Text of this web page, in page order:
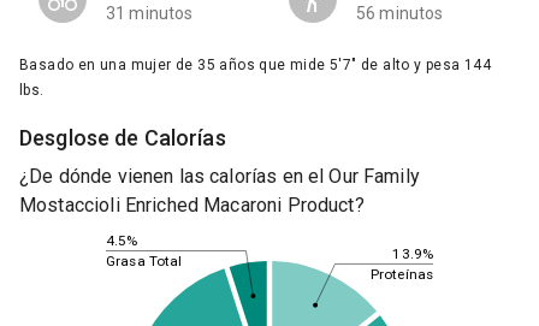
31 minutos 56 minutos
Basado en una mujer de 35 años que mide 5'7" de alto y pesa 144
lbs.
Desglose de Calorías
¿De dónde vienen las calorías en el Our Family
Mostaccioli Enriched Macaroni Product?
13.9%
4.5%
Proteínas
Grasa Total